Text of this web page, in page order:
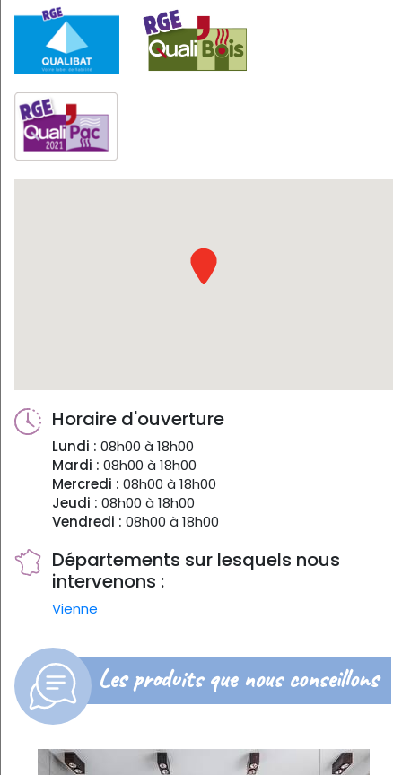
Horaire d'ouverture
Lundi : 08h00 à 18h00
Mardi : 08h00 à 18h00
Mercredi : 08h00 à 18h00
Jeudi : 08h00 à 18h00
Vendredi : 08h00 à 18h00
Départements sur lesquels nous
intervenons :
Vienne
Les produits que nous conseillons